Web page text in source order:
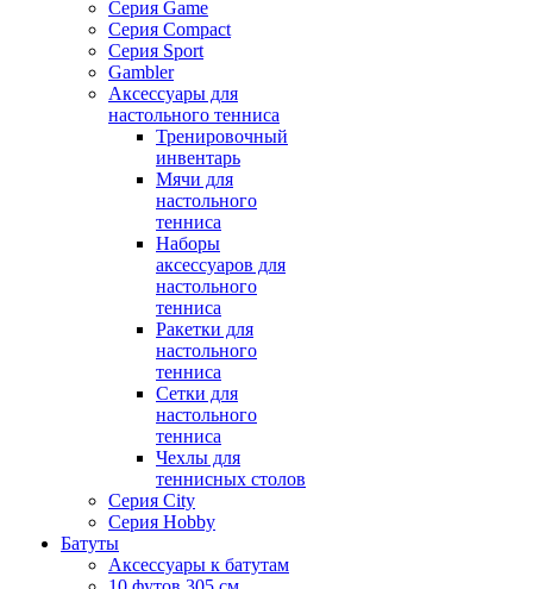
Серия Game
Серия Compact
Серия Sport
Gambler
Аксессуары для
настольного тенниса
Тренировочный
инвентарь
Мячи для
настольного
тенниса
Наборы
аксессуаров для
настольного
тенниса
Ракетки для
настольного
тенниса
Сетки для
настольного
тенниса
Чехлы для
теннисных столов
Серия City
Серия Hobby
Батуты
Аксессуары к батутам